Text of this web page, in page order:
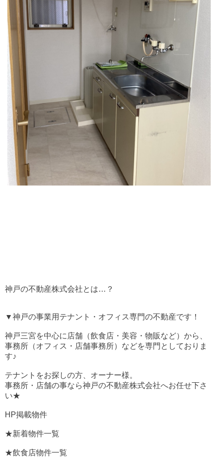
神戸の不動産株式会社とは…？
▼神戸の事業用テナント・オフィス専門の不動産です！
神戸三宮を中心に店舗（飲食店・美容・物販など）から、
事務所（オフィス・店舗事務所）などを専門としておりま
す♪
テナントをお探しの方、オーナー様。
事務所・店舗の事なら神戸の不動産株式会社へお任せ下さ
い★
HP掲載物件
★新着物件一覧
★飲食店物件一覧